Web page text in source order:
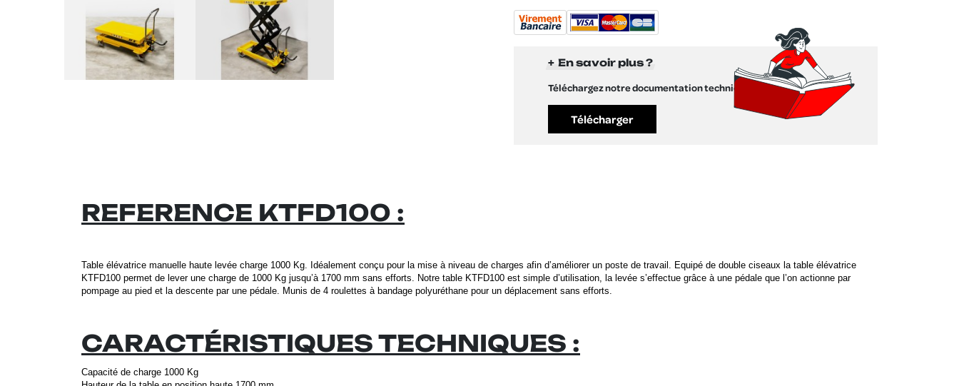
En savoir plus ?
Téléchargez notre documentation technique !
Télécharger
REFERENCE KTFD100 :
Table élévatrice manuelle haute levée charge 1000 Kg. Idéalement conçu pour la mise à niveau de charges afin d’améliorer un poste de travail. Equipé de double ciseaux la table élévatrice
KTFD100 permet de lever une charge de 1000 Kg jusqu’à 1700 mm sans efforts. Notre table KTFD100 est simple d’utilisation, la levée s’effectue grâce à une pédale que l’on actionne par
pompage au pied et la descente par une pédale. Munis de 4 roulettes à bandage polyuréthane pour un déplacement sans efforts.
CARACTÉRISTIQUES TECHNIQUES :
Capacité de charge 1000 Kg